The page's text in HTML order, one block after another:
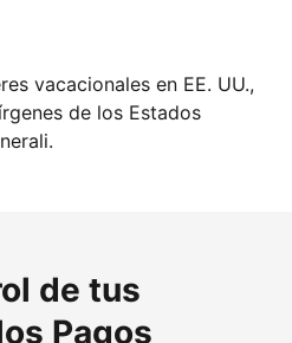
mismo
vacacionales en EE. UU.,
de los Estados
de tus
Pagos